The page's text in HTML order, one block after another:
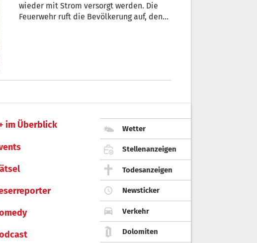
wieder mit Strom versorgt werden. Die
Feuerwehr ruft die Bevölkerung auf, den
im Überblick Wetter
Stellenanzeigen
Todesanzeigen
Newsticker
Verkehr
Dolomiten